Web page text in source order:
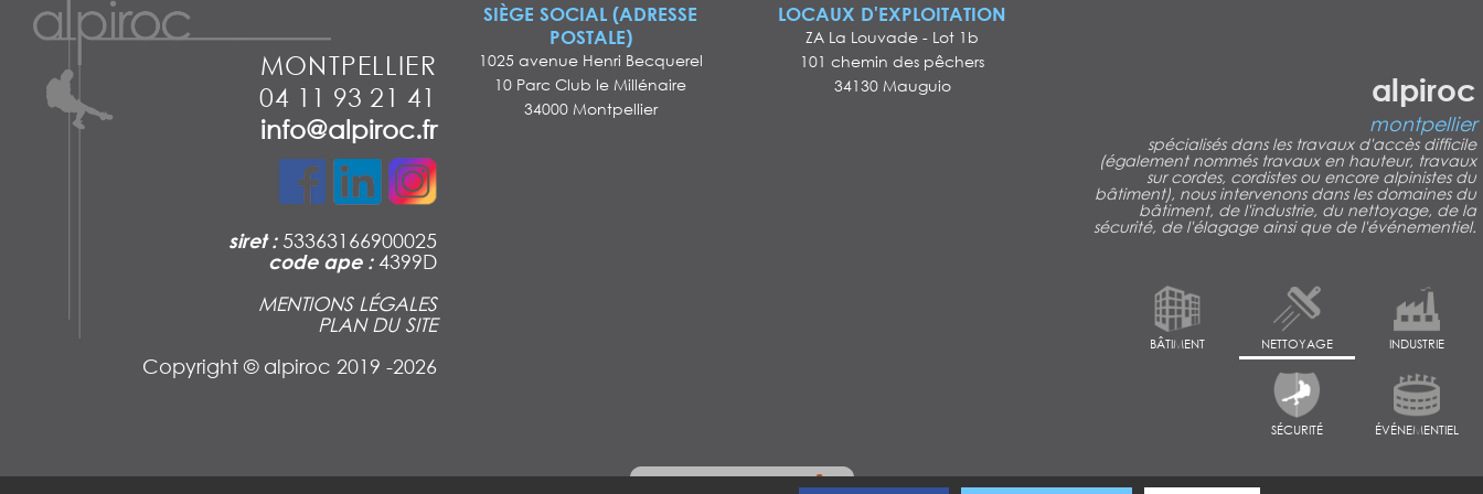
MONTPELLIER
04 11 93 21 41
info@alpiroc.fr
siret :53363166900025
code ape :4399D
MENTIONS LÉGALES
PLAN DU SITE
Copyright © alpiroc 2019 -2026
SIÈGE SOCIAL (ADRESSE
POSTALE)
1025 avenue Henri Becquerel
10 Parc Club le Millénaire
34000 Montpellier
LOCAUX D'EXPLOITATION
ZA La Louvade - Lot 1b
101 chemin des pêchers
34130 Mauguio
alpiroc
montpellier
spécialisés dans les travaux d'accès difficile
(également nommés travaux en hauteur, travaux
sur cordes, cordistes ou encore alpinistes du
bâtiment), nous intervenons dans les domaines du
bâtiment, de l'industrie, du nettoyage, de la
sécurité, de l'élagage ainsi que de l'événementiel.
BÂTIMENT NETTOYAGE INDUSTRIE
SÉCURITÉ ÉVÉNEMENTIEL